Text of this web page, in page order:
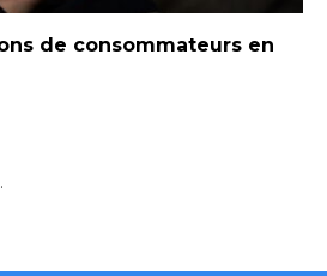
de consommateurs en